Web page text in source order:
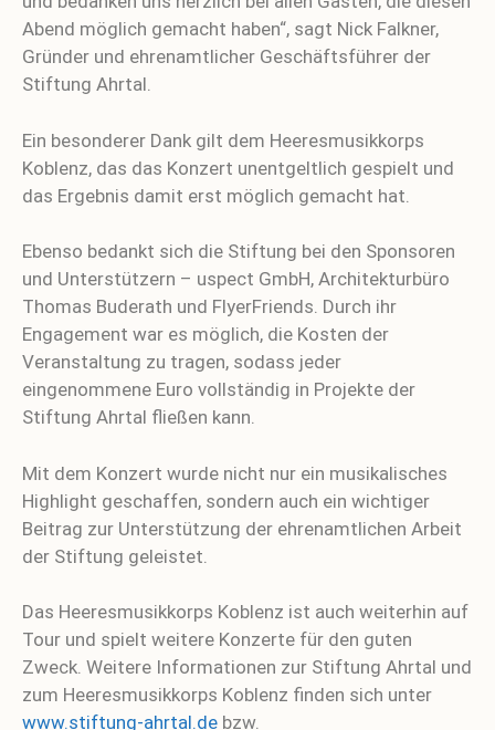
Abend möglich gemacht haben“, sagt Nick Falkner,
Gründer und ehrenamtlicher Geschäftsführer der
Stiftung Ahrtal.
Ein besonderer Dank gilt dem Heeresmusikkorps
Koblenz, das das Konzert unentgeltlich gespielt und
das Ergebnis damit erst möglich gemacht hat.
Ebenso bedankt sich die Stiftung bei den Sponsoren
und Unterstützern – uspect GmbH, Architekturbüro
Thomas Buderath und FlyerFriends. Durch ihr
Engagement war es möglich, die Kosten der
Veranstaltung zu tragen, sodass jeder
eingenommene Euro vollständig in Projekte der
Stiftung Ahrtal fließen kann.
Mit dem Konzert wurde nicht nur ein musikalisches
Highlight geschaffen, sondern auch ein wichtiger
Beitrag zur Unterstützung der ehrenamtlichen Arbeit
der Stiftung geleistet.
Das Heeresmusikkorps Koblenz ist auch weiterhin auf
Tour und spielt weitere Konzerte für den guten
Zweck. Weitere Informationen zur Stiftung Ahrtal und
zum Heeresmusikkorps Koblenz finden sich unter
www.stiftung-ahrtal.de bzw.